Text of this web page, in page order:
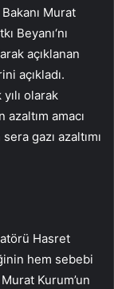
Murat
Beyanı‘nı
açıklanan
açıkladı.
olarak
amacı
gazı azaltımı
Hasret
hem sebebi
Kurum’un